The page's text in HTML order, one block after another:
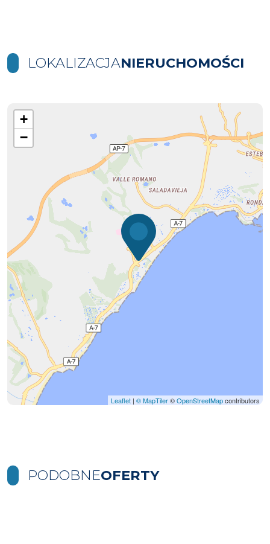
LOKALIZACJANIERUCHOMOŚCI
+
−
Leaflet | © MapTiler©OpenStreetMapcontributors
PODOBNEOFERTY